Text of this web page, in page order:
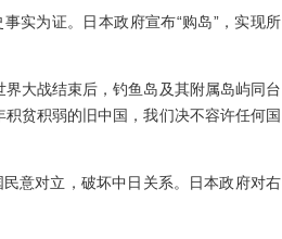
实为证。日本政府宣布“购岛”，实现所
大战结束后，钓鱼岛及其附属岛屿同台
贫积弱的旧中国，我们决不容许任何国
意对立，破坏中日关系。日本政府对右